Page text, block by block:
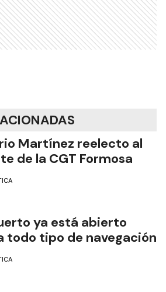
Martínez reelecto al
de la CGT Formosa
ya está abierto
todo tipo de navegación